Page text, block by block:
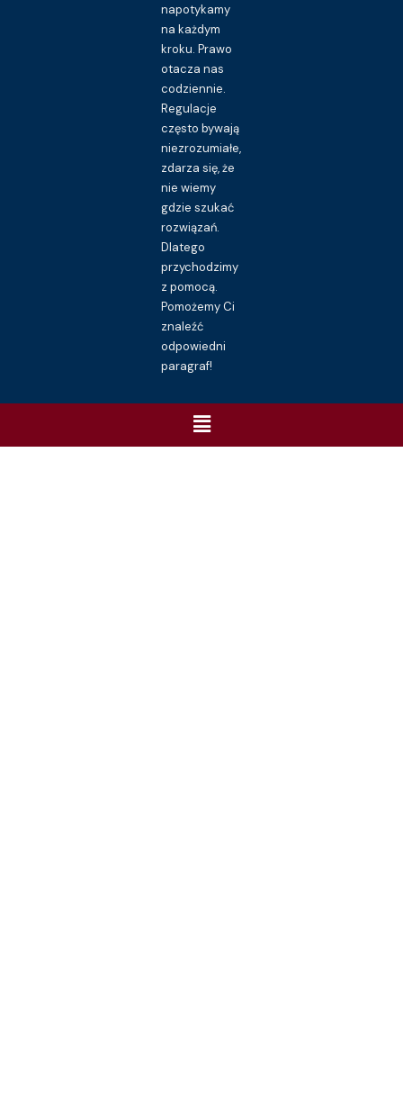
napotykamy
na każdym
kroku. Prawo
otacza nas
codziennie.
Regulacje
często bywają
niezrozumiałe,
zdarza się, że
nie wiemy
gdzie szukać
rozwiązań.
Dlatego
przychodzimy
z pomocą.
Pomożemy Ci
znaleźć
odpowiedni
paragraf!
Menu